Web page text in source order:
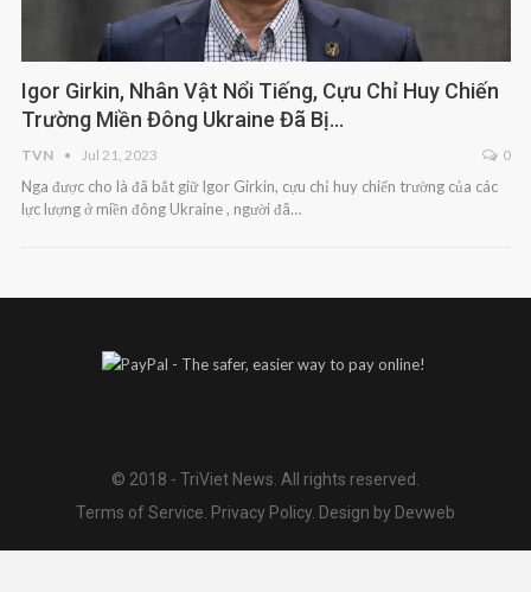
Igor Girkin, Nhân Vật Nổi Tiếng, Cựu Chỉ Huy Chiến
Trường Miền Đông Ukraine Đã Bị…
TVN Jul 21, 2023 0
Nga được cho là đã bắt giữ Igor Girkin, cựu chỉ huy chiến trường của các
lực lượng ở miền đông Ukraine , người đã…
© 2018 - TriViet News. All rights reserved.
Terms of Service. Privacy Policy. Design by Devweb